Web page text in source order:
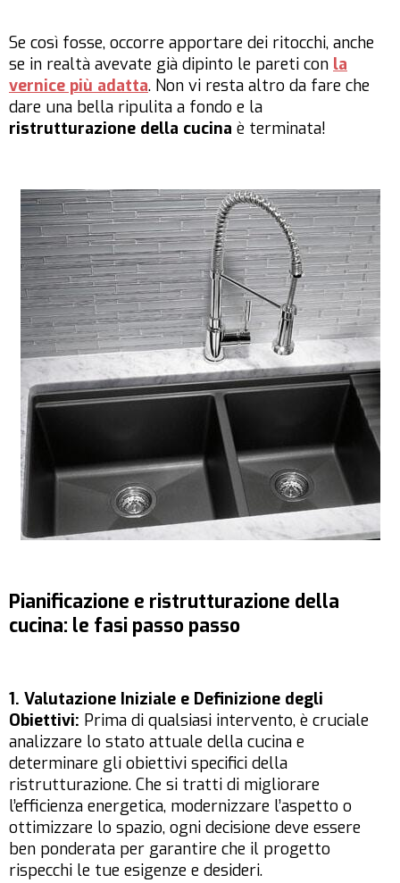
Se così fosse, occorre apportare dei ritocchi, anche
se in realtà avevate già dipinto le pareti con la
vernice più adatta. Non vi resta altro da fare che
dare una bella ripulita a fondo e la
ristrutturazione della cucina è terminata!
Pianificazione e ristrutturazione della
cucina: le fasi passo passo
1. Valutazione Iniziale e Definizione degli
Obiettivi: Prima di qualsiasi intervento, è cruciale
analizzare lo stato attuale della cucina e
determinare gli obiettivi specifici della
ristrutturazione. Che si tratti di migliorare
l’efficienza energetica, modernizzare l’aspetto o
ottimizzare lo spazio, ogni decisione deve essere
ben ponderata per garantire che il progetto
rispecchi le tue esigenze e desideri.